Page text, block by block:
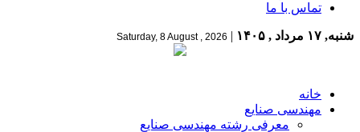
تماس با ما
شنبه, ۱۷ مرداد , ۱۴۰۵ |
Saturday, 8 August , 2026
خانه
مهندسی صنایع
معرفی رشته مهندسی صنایع